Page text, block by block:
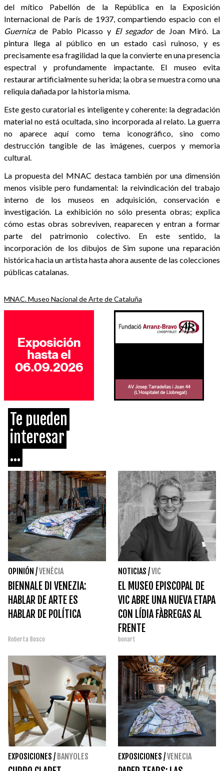
del mítico Pabellón de la República en la Exposición
Internacional de París de 1937, compartiendo espacio con el
Guernicade Pablo Picasso y El segadorde Joan Miró. La
pintura llega al público en un estado casi ruinoso, y es
precisamente esa fragilidad la que la convierte en una presencia
espectral y profundamente impactante. El museo evita
restaurar artificialmente su herida; la obra se muestra como una
reliquia dañada por la historia misma.
Este gesto curatorial es inteligente y coherente: la degradación
material no está ocultada, sino incorporada al relato. La guerra
no aparece aquí como tema iconográfico, sino como
destrucción tangible de las imágenes, cuerpos y memoria
cultural.
La propuesta del MNAC destaca también por una dimensión
menos visible pero fundamental: la reivindicación del trabajo
interno de los museos en adquisición, conservación e
investigación. La exhibición no sólo presenta obras; explica
cómo estas obras sobreviven, reaparecen y entran a formar
parte del patrimonio colectivo. En este sentido, la
incorporación de los dibujos de Sim supone una reparación
histórica hacia un artista hasta ahora ausente de las colecciones
públicas catalanas.
MNAC. Museo Nacional de Arte de Cataluña
Te pueden
interesar
...
OPINIÓN /VENÈCIA
BIENNALE DI VENEZIA:
HABLAR DE ARTE ES
HABLAR DE POLÍTICA
Roberta Bosco
NOTICIAS /VIC
EL MUSEO EPISCOPAL DE
VIC ABRE UNA NUEVA ETAPA
CON LÍDIA FÀBREGAS AL
FRENTE
bonart
EXPOSICIONES / BANYOLES EXPOSICIONES /VENECIA